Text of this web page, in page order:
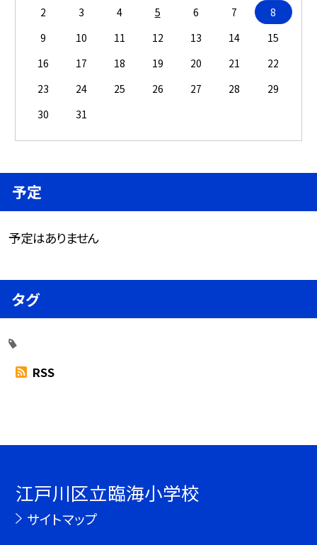
2
3 4 5 6 7
8
9
10 11 12 13 14
15
16
17 18 19 20 21
22
23
24 25 26 27 28
29
30
31
予定
予定はありません
タグ
RSS
江戸川区立臨海小学校
サイトマップ